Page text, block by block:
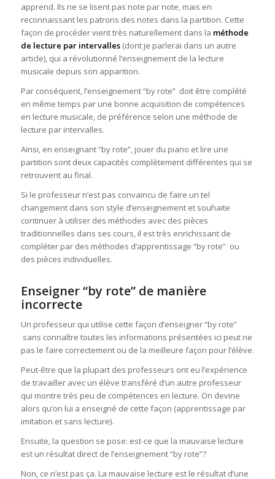
apprend. Ils ne se lisent pas note par note, mais en
reconnaissant les patrons des notes dans la partition. Cette
façon de procéder vient très naturellement dans la méthode
de lecture par intervalles(dont je parlerai dans un autre
article), qui a révolutionné l’enseignement de la lecture
musicale depuis son apparition.
Par conséquent, l’enseignement “by rote” doit être complété
en même temps par une bonne acquisition de compétences
en lecture musicale, de préférence selon une méthode de
lecture par intervalles.
Ainsi, en enseignant “by rote”, jouer du piano et lire une
partition sont deux capacités complètement différentes qui se
retrouvent au final.
Si le professeur n’est pas convaincu de faire un tel
changement dans son style d’enseignement et souhaite
continuer à utiliser des méthodes avec des pièces
traditionnelles dans ses cours, il est très enrichissant de
compléter par des méthodes d’apprentissage “by rote” ou
des pièces individuelles.
Enseigner “by rote” de manière
incorrecte
Un professeur qui utilise cette façon d’enseigner “by rote”
sans connaître toutes les informations présentées ici peut ne
pas le faire correctement ou de la meilleure façon pour l’élève.
Peut-être que la plupart des professeurs ont eu l’expérience
de travailler avec un élève transféré d’un autre professeur
qui montre très peu de compétences en lecture. On devine
alors qu’on lui a enseigné de cette façon (apprentissage par
imitation et sans lecture).
Ensuite, la question se pose: est-ce que la mauvaise lecture
est un résultat direct de l’enseignement “by rote”?
Non, ce n’est pas ça. La mauvaise lecture est le résultat d’une